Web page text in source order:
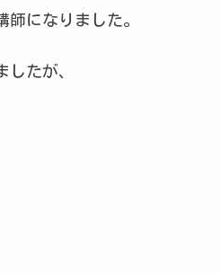
になりました。
たが、